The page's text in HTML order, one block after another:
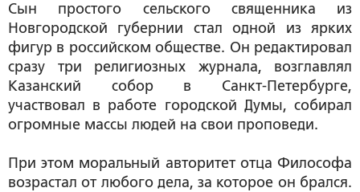
Сын простого сельского священника из
Новгородской губернии стал одной из ярких
фигур в российском обществе. Он редактировал
сразу три религиозных журнала, возглавлял
Казанский собор в Санкт-Петербурге,
участвовал в работе городской Думы, собирал
огромные массы людей на свои проповеди.
При этом моральный авторитет отца Философа
возрастал от любого дела, за которое он брался.